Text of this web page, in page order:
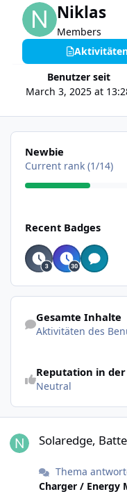
Niklas
Members
Benutzer seit
March 3, 2025 at
Alle anzeigen
Newbie
Current rank (1/14)
Recent Badges
Aktivitäten des
Gesamte Inhalte
Aktivitäten des
Reputation in
Neutral
Solaredge,
Thema
Charger / Energy